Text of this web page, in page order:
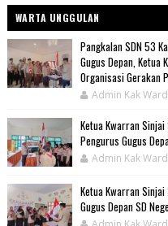
WARTA UNGGULAN
Pangkalan SDN 53
Gugus Depan, Ketua
Organisasi Gerakan
Admin Kak
Ketua Kwarran
Pengurus Gugus
Admin Kak
Ketua Kwarran
Gugus Depan SD